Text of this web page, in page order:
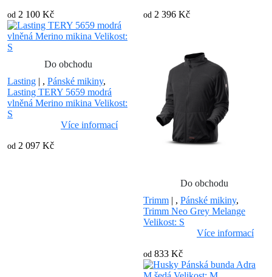
od 2 100 Kč od 2 396 Kč
Do obchodu
Lasting | , Pánské mikiny,
Lasting TERY 5659 modrá
vlněná Merino mikina Velikost:
S
Více informací
od 2 097 Kč
Do obchodu
Trimm | , Pánské mikiny,
Trimm Neo Grey Melange
Velikost: S
Více informací
od 833 Kč